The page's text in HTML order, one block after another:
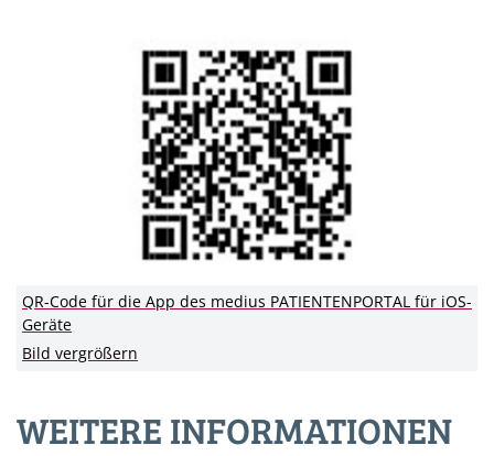
QR-Code für die App des medius PATIENTENPORTAL für iOS-
Geräte
Bild vergrößern
WEITERE INFORMATIONEN